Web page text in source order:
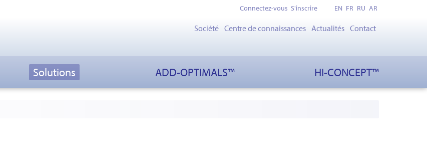
Connectez-vous S'inscrire EN FR RU AR
Société Centre de connaissances Actualités Contact
Solutions ADD-OPTIMALS™ HI-CONCEPT™